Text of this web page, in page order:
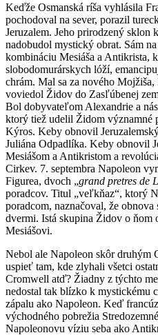
Keďže Osmanská ríša vyhlásila
pochodoval na sever, porazil
Jeruzalem. Jeho prirodzený sklon
nadobudol mystický obrat. Sám
kombináciu Mesiáša a Antikrista,
slobodomurárskych lóží,
chrám. Mal sa za nového
voviedol Židov do Zasľúbenej
Bol dobyvateľom Alexandrie a
ktorý tiež udelil Židom významné
Kýros. Keby obnovil
Juliána Odpadlíka. Keby obnovil
Mesiášom a Antikristom a
Cirkev. 7. septembra Napoleon
Figurea, dvoch „grand pretres de
poradcov. Titul „veľkňaz“, ktorý
poradcom, naznačoval, že obnova
dvermi. Istá skupina Židov o ňom
Mesiášovi.
Nebol ale Napoleon skôr druhým
uspieť tam, kde zlyhali všetci
Cromwell atď? Žiadny z týchto
nedostal tak blízko k mystickému
zápalu ako Napoleon. Keď
východného pobrežia
Napoleonovu víziu seba ako